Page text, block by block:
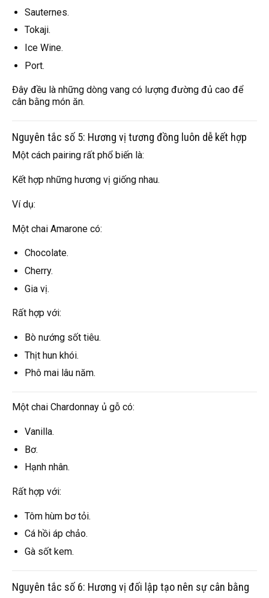
Sauternes.
Tokaji.
Ice Wine.
Port.
Đây đều là những dòng vang có lượng đường đủ cao để
cân bằng món ăn.
Nguyên tắc số 5: Hương vị tương đồng luôn dễ kết hợp
Một cách pairing rất phổ biến là:
Kết hợp những hương vị giống nhau.
Ví dụ:
Một chai Amarone có:
Chocolate.
Cherry.
Gia vị.
Rất hợp với:
Bò nướng sốt tiêu.
Thịt hun khói.
Phô mai lâu năm.
Một chai Chardonnay ủ gỗ có:
Vanilla.
Bơ.
Hạnh nhân.
Rất hợp với:
Tôm hùm bơ tỏi.
Cá hồi áp chảo.
Gà sốt kem.
Nguyên tắc số 6: Hương vị đối lập tạo nên sự cân bằng